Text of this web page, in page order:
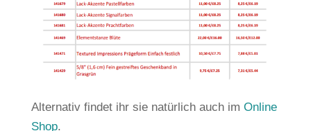
Alternativ findet ihr sie natürlich auch im Online
Shop.